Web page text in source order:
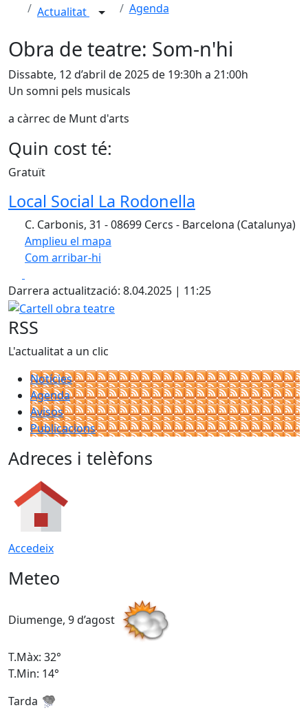
Actualitat Agenda
Obra de teatre: Som-n'hi
Dissabte, 12 d’abril de 2025 de 19:30h a 21:00h
Un somni pels musicals
a càrrec de Munt d'arts
Quin cost té:
Gratuït
Local Social La Rodonella
C. Carbonis, 31 - 08699 Cercs - Barcelona (Catalunya)
Amplieu el mapa
Com arribar-hi
+
−
Darrera actualització: 8.04.2025 | 11:25
Cartell obra teatre
RSS
L'actualitat a un clic
Notícies
Agenda
Avisos
Publicacions
Adreces i telèfons
Accedeix
Meteo
Diumenge, 9 d’agost
T.Màx: 32°
T.Min: 14°
Tarda